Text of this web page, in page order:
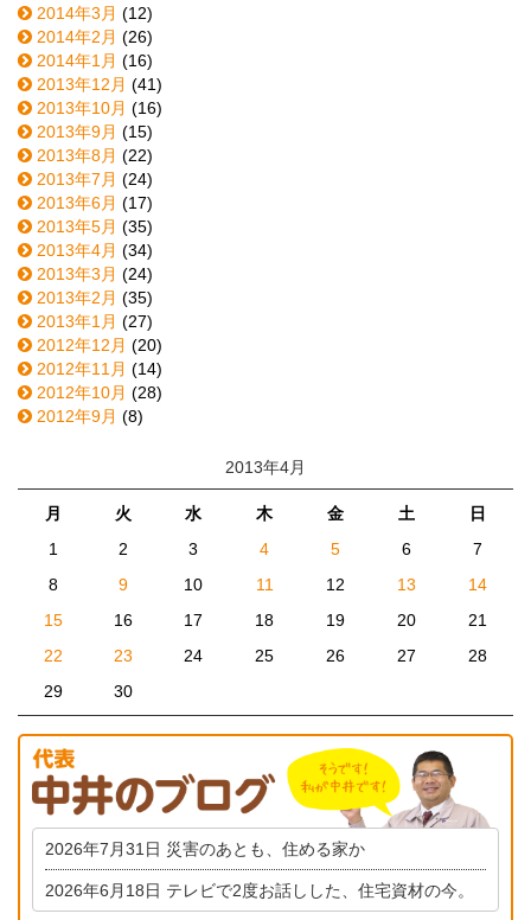
2014年3月 (12)
2014年2月 (26)
2014年1月 (16)
2013年12月 (41)
2013年10月 (16)
2013年9月 (15)
2013年8月 (22)
2013年7月 (24)
2013年6月 (17)
2013年5月 (35)
2013年4月 (34)
2013年3月 (24)
2013年2月 (35)
2013年1月 (27)
2012年12月 (20)
2012年11月 (14)
2012年10月 (28)
2012年9月 (8)
2013年4月
月 火 水 木 金 土
日
1
2 3 4 5 6
7
8
9 10 11 12 13
14
15
16 17 18 19 20
21
22
23 24 25 26 27
28
29
30
2026年7月31日 災害のあとも、住める家か
2026年6月18日 テレビで2度お話しした、住宅資材の今。